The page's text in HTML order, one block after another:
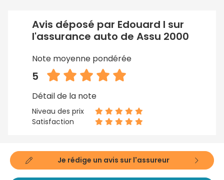
Avis déposé par Edouard I sur
l'assurance auto de Assu 2000
Note moyenne pondérée
5
Détail de la note
Niveau des prix
Satisfaction
Je rédige un avis sur l'assureur